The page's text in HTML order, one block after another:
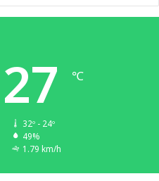
27 ℃
32º - 24º
49%
1.79 km/h